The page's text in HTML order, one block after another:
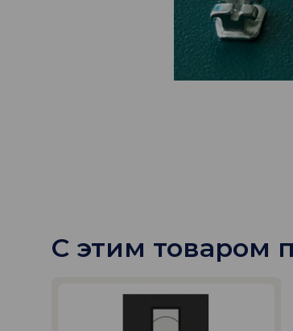
С этим товаром